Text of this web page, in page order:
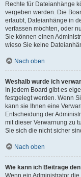
Rechte für Dateianhänge
vergeben werden. Die
erlaubt, Dateianhänge in
verfassen möchten, oder
Sie können einen
wieso Sie keine
Nach oben
Weshalb wurde ich
In jedem Board gibt es
festgelegt werden. Wenn
kann sie Ihnen eine
Entscheidung der
mit dieser Verwarnung zu
Sie sich die nicht sicher
Nach oben
Wie kann ich Beiträge
Wenn ein Administrator